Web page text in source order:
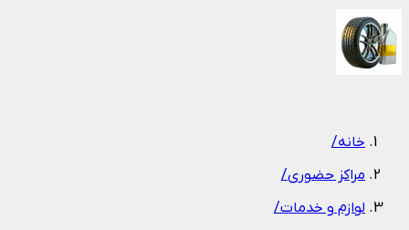
خانه/
مراکز حضوری/
لوازم و خدمات/